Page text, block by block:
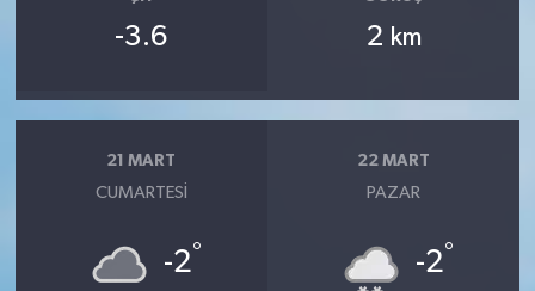
-3.6 2 km
21 MART
CUMARTESI
-2°
22 MART
PAZAR
-2°